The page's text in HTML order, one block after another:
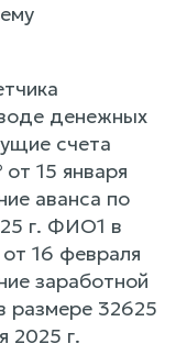
денежных
счета
15 января
аванса по
г. ФИО1 в
16 февраля
заработной
размере 32625
2025 г.